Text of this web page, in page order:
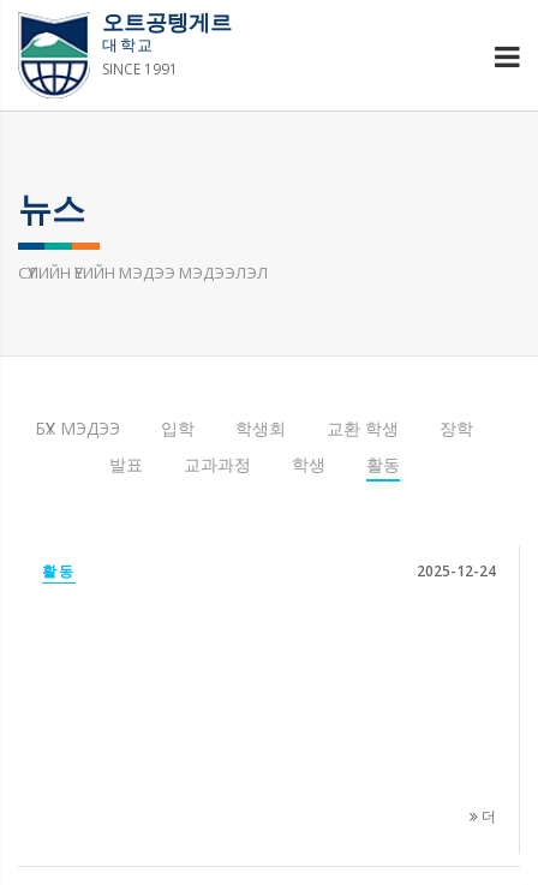
오트공텡게르
대학교
SINCE 1991
뉴스
СҮҮЛИЙН ҮЕИЙН МЭДЭЭ МЭДЭЭЛЭЛ
БҮХ МЭДЭЭ 입학 학생회 교환 학생
장학
발표
교과과정 학생 활동
활동 2025-12-24
더